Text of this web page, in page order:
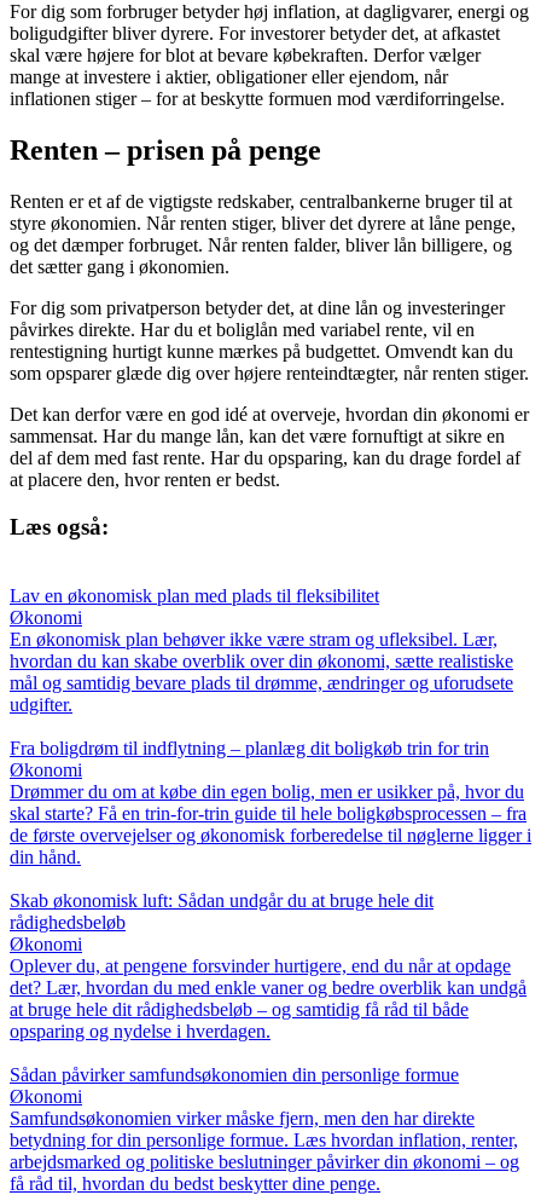
For dig som forbruger betyder høj inflation, at dagligvarer, energi og
boligudgifter bliver dyrere. For investorer betyder det, at afkastet
skal være højere for blot at bevare købekraften. Derfor vælger
mange at investere i aktier, obligationer eller ejendom, når
inflationen stiger – for at beskytte formuen mod værdiforringelse.
Renten – prisen på penge
Renten er et af de vigtigste redskaber, centralbankerne bruger til at
styre økonomien. Når renten stiger, bliver det dyrere at låne penge,
og det dæmper forbruget. Når renten falder, bliver lån billigere, og
det sætter gang i økonomien.
For dig som privatperson betyder det, at dine lån og investeringer
påvirkes direkte. Har du et boliglån med variabel rente, vil en
rentestigning hurtigt kunne mærkes på budgettet. Omvendt kan du
som opsparer glæde dig over højere renteindtægter, når renten stiger.
Det kan derfor være en god idé at overveje, hvordan din økonomi er
sammensat. Har du mange lån, kan det være fornuftigt at sikre en
del af dem med fast rente. Har du opsparing, kan du drage fordel af
at placere den, hvor renten er bedst.
Læs også:
Lav en økonomisk plan med plads til fleksibilitet
Økonomi
En økonomisk plan behøver ikke være stram og ufleksibel. Lær,
hvordan du kan skabe overblik over din økonomi, sætte realistiske
mål og samtidig bevare plads til drømme, ændringer og uforudsete
udgifter.
Fra boligdrøm til indflytning – planlæg dit boligkøb trin for trin
Økonomi
Drømmer du om at købe din egen bolig, men er usikker på, hvor du
skal starte? Få en trin-for-trin guide til hele boligkøbsprocessen – fra
de første overvejelser og økonomisk forberedelse til nøglerne ligger i
din hånd.
Skab økonomisk luft: Sådan undgår du at bruge hele dit
rådighedsbeløb
Økonomi
Oplever du, at pengene forsvinder hurtigere, end du når at opdage
det? Lær, hvordan du med enkle vaner og bedre overblik kan undgå
at bruge hele dit rådighedsbeløb – og samtidig få råd til både
opsparing og nydelse i hverdagen.
Sådan påvirker samfundsøkonomien din personlige formue
Økonomi
Samfundsøkonomien virker måske fjern, men den har direkte
betydning for din personlige formue. Læs hvordan inflation, renter,
arbejdsmarked og politiske beslutninger påvirker din økonomi – og
få råd til, hvordan du bedst beskytter dine penge.